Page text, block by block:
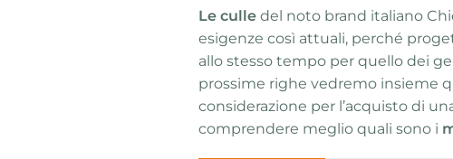
Le culle del noto brand italiano
esigenze così attuali, perché
allo stesso tempo per quello dei
prossime righe vedremo insieme
considerazione per l’acquisto di
comprendere meglio quali sono i